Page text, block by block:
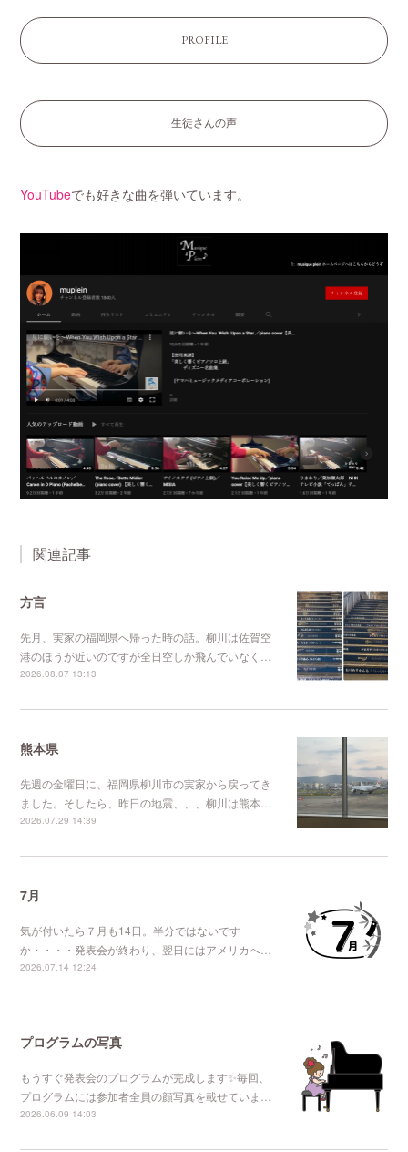
PROFILE
生徒さんの声
YouTubeでも好きな曲を弾いています。
関連記事
方言
先月、実家の福岡県へ帰った時の話。柳川は佐賀空
港のほうが近いのですが全日空しか飛んでいなく…
2026.08.07 13:13
熊本県
先週の金曜日に、福岡県柳川市の実家から戻ってき
ました。そしたら、昨日の地震、、、柳川は熊本…
2026.07.29 14:39
7月
気が付いたら７月も14日。半分ではないです
か・・・・発表会が終わり、翌日にはアメリカへ…
2026.07.14 12:24
プログラムの写真
もうすぐ発表会のプログラムが完成します✨毎回、
プログラムには参加者全員の顔写真を載せていま…
2026.06.09 14:03